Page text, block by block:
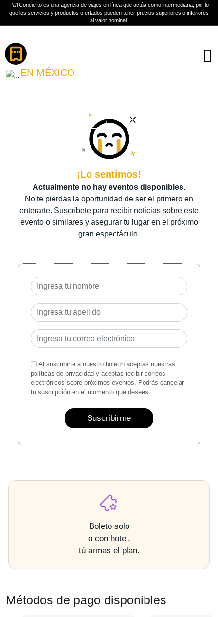
Pa'l Concierto es una agencia de viajes en línea que actúa como intermediaria, por lo
que los servicios y productos ofertados pueden tener precios superiores o inferiores
al valor nominal.
TOSER ONE
EN MÉXICO
Más información
¡Lo sentimos!
Actualmente no hay eventos disponibles.
No te pierdas la oportunidad de ser el primero en
enterarte. Suscríbete para recibir noticias sobre este
evento o similares y asegurar tu lugar en el próximo
gran espectáculo.
Al suscribirte a nuestro boletín aceptas nuestras
políticas de privacidad y aceptas recibir correos
electrónicos sobre próximos eventos. Podrás cancelar
tu suscripción en el momento que desees.
Suscribirme
Boleto solo
o con hotel,
tú armas el plan.
Métodos de pago disponibles